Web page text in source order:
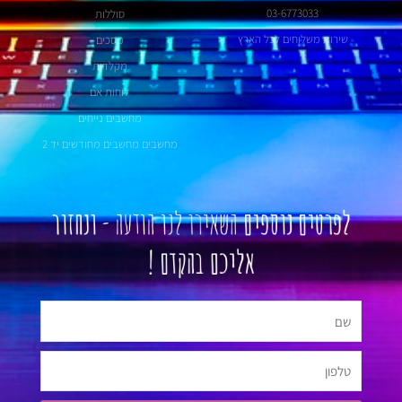
03-6773033
שירות משלוחים לכל הארץ
סוללות
מסכים
מקלדות
לוחות אם
מחשבים נייחים
מחשבים מחשבים מחודשים יד 2
לפרטים נוספיםהשאירו לנו הודעה -ונחזור
אליכם בהקדם !
טלפון